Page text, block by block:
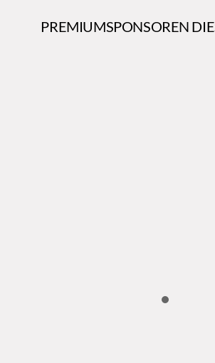
PREMIUMSPONSOREN